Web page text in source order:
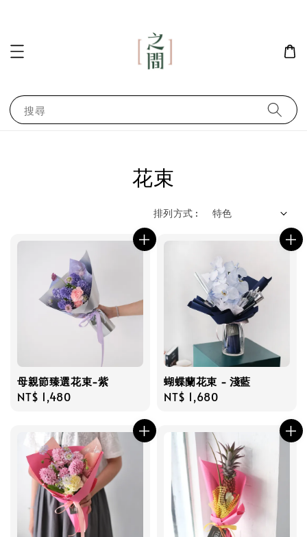
搜尋
花束
排列方式 :
母親節臻選花束-紫
Regular
NT$ 1,480
蝴蝶蘭花束 - 淺藍
Regular
NT$ 1,680